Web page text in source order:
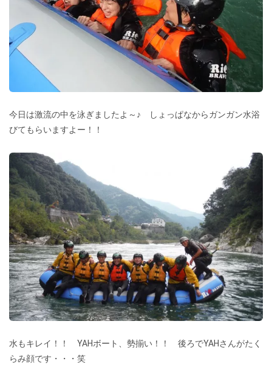
今日は激流の中を泳ぎましたよ～♪ しょっぱなからガンガン水浴
びてもらいますよー！！
水もキレイ！！ YAHボート、勢揃い！！ 後ろでYAHさんがたく
らみ顔です・・・笑